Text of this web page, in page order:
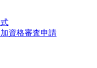
資格審査申請